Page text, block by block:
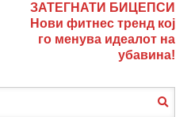
ЗАТЕГНАТИ БИЦЕПСИ
Нови фитнес тренд кој
го менува идеалот на
убавина!